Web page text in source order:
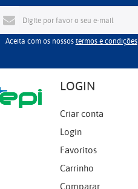
Aceita com os nossostermos e condições
LOGIN
Criar conta
Login
Favoritos
Carrinho